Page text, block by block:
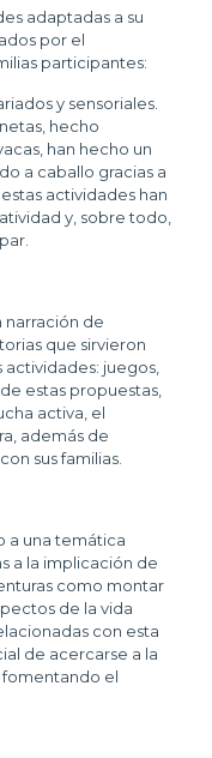
adaptadas a su
por el
participantes:
y sensoriales.
hecho
han hecho un
a caballo gracias a
actividades han
y, sobre todo,
narración de
que sirvieron
juegos,
estas propuestas,
activa, el
además de
sus familias.
a una temática
a la implicación de
como montar
de la vida
con esta
de acercarse a la
fomentando el